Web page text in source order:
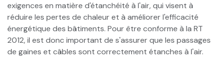
exigences en matière d'étanchéité à l'air, qui visent à
réduire les pertes de chaleur et à améliorer l'efficacité
énergétique des bâtiments. Pour être conforme à la RT
2012, il est donc important de s'assurer que les passages
de gaines et câbles sont correctement étanches à l'air.